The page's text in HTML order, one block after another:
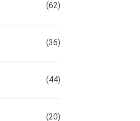
(62)
(36)
(44)
(20)